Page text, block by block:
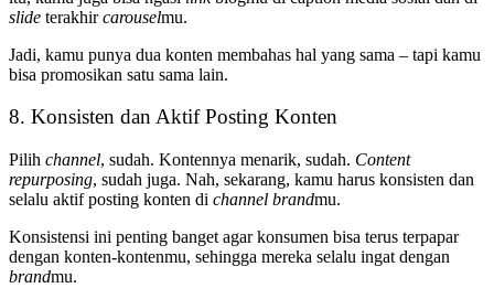
slide terakhircarouselmu.
Jadi, kamu punya dua konten membahas hal yang sama – tapi kamu
bisa promosikan satu sama lain.
8. Konsisten dan Aktif Posting Konten
Pilih channel, sudah. Kontennya menarik, sudah. Content
repurposing, sudah juga. Nah, sekarang, kamu harus konsisten dan
selalu aktif posting konten di channel brandmu.
Konsistensi ini penting banget agar konsumen bisa terus terpapar
dengan konten-kontenmu, sehingga mereka selalu ingat dengan
brandmu.